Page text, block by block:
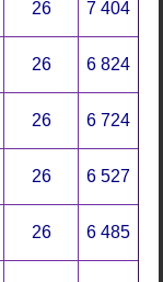
26 7 404
26 6 824
26 6 724
26 6 527
26 6 485